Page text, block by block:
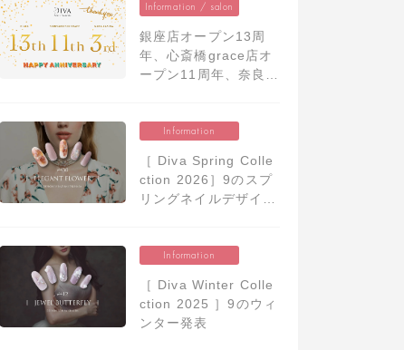
Information / salon
銀座店オープン13周
年、心斎橋grace店オ
ープン11周年、奈良香
Information
［ Diva Spring Colle
ction 2026］9のスプ
リングネイルデザイン
Information
［ Diva Winter Colle
ction 2025 ］9のウィ
ンター発表